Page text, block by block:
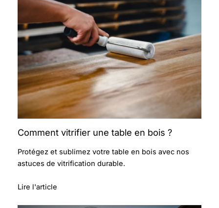
Comment vitrifier une table en bois ?
Protégez et sublimez votre table en bois avec nos
astuces de vitrification durable.
Lire l'article